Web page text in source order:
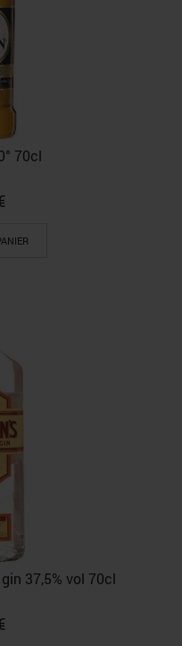
70cl
37,5% vol 70cl